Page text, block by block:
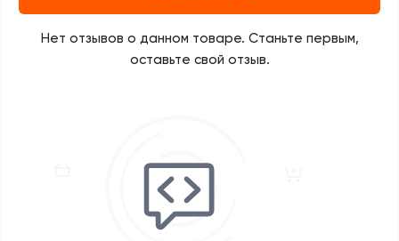
Нет отзывов о данном товаре. Станьте первым,
оставьте свой отзыв.